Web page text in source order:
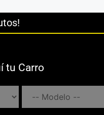
tu Carro